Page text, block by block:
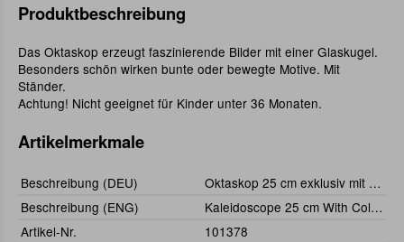
Produktbeschreibung
Das Oktaskop erzeugt faszinierende Bilder mit einer Glaskugel.
Besonders schön wirken bunte oder bewegte Motive. Mit
Ständer.
Achtung! Nicht geeignet für Kinder unter 36 Monaten.
Artikelmerkmale
Beschreibung (DEU)
Oktaskop 25 cm exklusiv mit Ständer
Beschreibung (ENG)
Kaleidoscope 25 cm With Colum
Artikel-Nr.
101378